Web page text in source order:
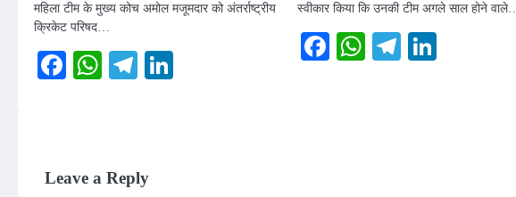
महिला टीम के मुख्य कोच अमोल मजूमदार को अंतर्राष्ट्रीय
क्रिकेट परिषद…
Facebook
WhatsApp
Telegram
स्वीकार किया कि उनकी टीम अगले साल होने वाले…
Facebook
WhatsApp
Telegram
Leave a Reply